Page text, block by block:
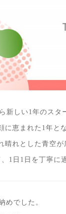
新しい1年のスタ
に恵まれた1年と
晴れとした青空が
1日1日を丁寧に
めでした。